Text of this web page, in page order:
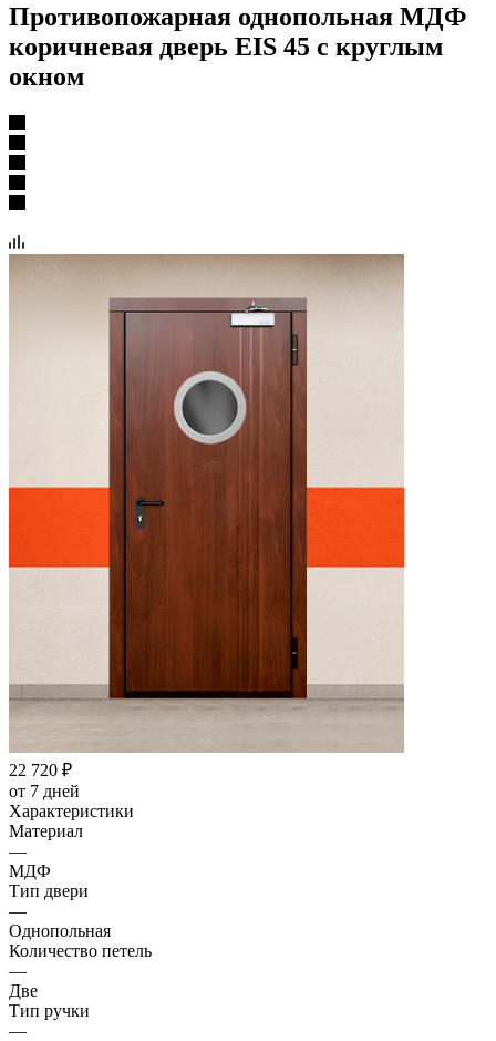
Противопожарная однопольная МДФ
коричневая дверь EIS 45 с круглым
окном
22 720 ₽
от 7 дней
Характеристики
Материал
—
МДФ
Тип двери
—
Однопольная
Количество петель
—
Две
Тип ручки
—